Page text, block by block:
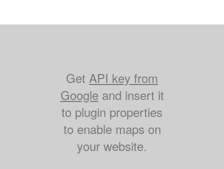
Get API key from
Googleand insert it
to plugin properties
to enable maps on
your website.